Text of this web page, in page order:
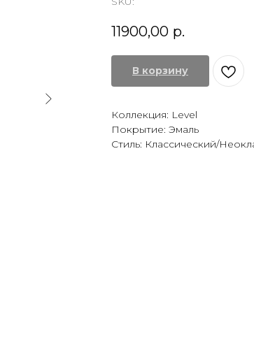
11900,00 р.
В корзину
Коллекция: Level
Покрытие: Эмаль
Стиль: Классический/